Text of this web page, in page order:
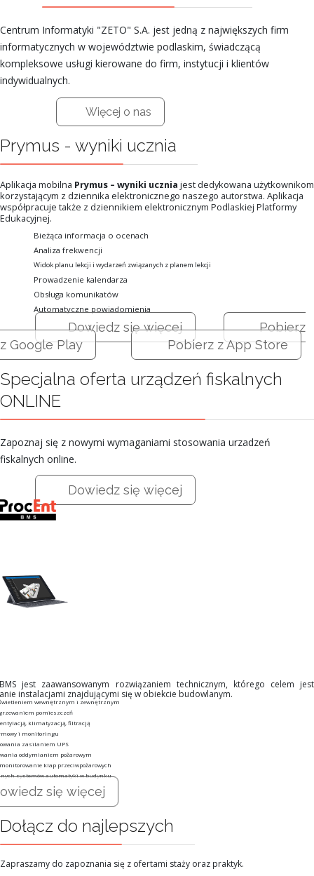
Centrum Informatyki "ZETO" S.A. jest jedną z największych firm
informatycznych w województwie podlaskim, świadczącą
kompleksowe usługi kierowane do firm, instytucji i klientów
indywidualnych.
Więcej o nas
Prymus - wyniki ucznia
Aplikacja mobilna Prymus – wyniki ucznia jest dedykowana użytkownikom
korzystającym z dziennika elektronicznego naszego autorstwa. Aplikacja
współpracuje także z dziennikiem elektronicznym Podlaskiej Platformy
Edukacyjnej.
Bieżąca informacja o ocenach
Analiza frekwencji
Widok planu lekcji i wydarzeń związanych z planem lekcji
Prowadzenie kalendarza
Obsługa komunikatów
Automatyczne powiadomienia
Dowiedz się więcej
Pobierz
z Google Play
Pobierz z App Store
Specjalna oferta urządzeń fiskalnych
ONLINE
Zapoznaj się z nowymi wymaganiami stosowania urzadzeń
fiskalnych online.
Dowiedz się więcej
jest zaawansowanym rozwiązaniem technicznym, którego celem jest
instalacjami znajdującymi się w obiekcie budowlanym.
wewnętrznym i zewnętrznym
pomieszczeń
klimatyzacją, filtracją
i monitoringu
zasilaniem UPS
oddymianiem pożarowym
klap przeciwpożarowych
systemów automatyki w budynku
się więcej
Dołącz do najlepszych
Zapraszamy do zapoznania się z ofertami staży oraz praktyk.